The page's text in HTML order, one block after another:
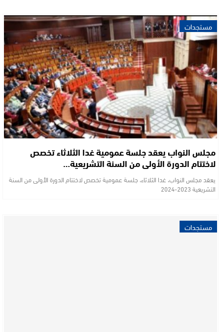
مستجدات
مجلس النواب يعقد جلسة عمومية غدا الثلاثاء تخصص
لاختتام الدورة الأولى من السنة التشريعية…
يعقد مجلس النواب، غدا الثلاثاء، جلسة عمومية تخصص لاختتام الدورة الأولى من السنة
التشريعية 2023-2024
مستجدات